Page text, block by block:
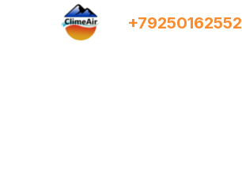
+79250162552